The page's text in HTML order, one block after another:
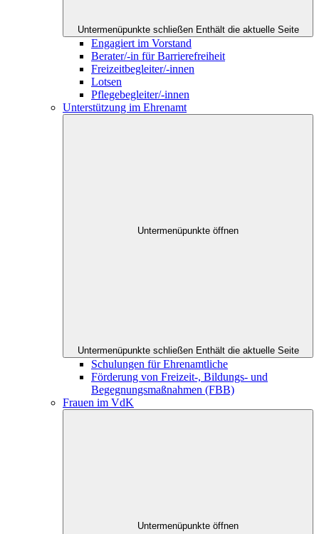
Untermenüpunkte schließen Enthält die aktuelle Seite
Engagiert im Vorstand
Berater/-in für Barrierefreiheit
Freizeitbegleiter/-innen
Lotsen
Pflegebegleiter/-innen
Unterstützung im Ehrenamt
Untermenüpunkte öffnen
Untermenüpunkte schließen Enthält die aktuelle Seite
Schulungen für Ehrenamtliche
Förderung von Freizeit-, Bildungs- und
Begegnungsmaßnahmen (FBB)
Frauen im VdK
Untermenüpunkte öffnen